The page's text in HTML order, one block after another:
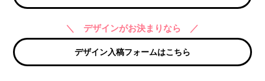
＼ デザインがお決まりなら ／
デザイン入稿フォームはこちら